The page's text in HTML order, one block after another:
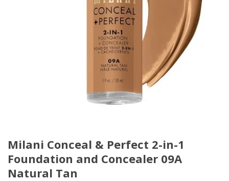
Milani Conceal & Perfect 2-in-1
Foundation and Concealer 09A
Natural Tan